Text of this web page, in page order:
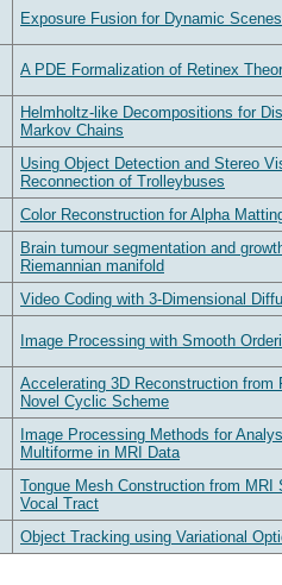
Exposure Fusion for Dynamic Scenes
A PDE Formalization of Retinex
Helmholtz-like Decompositions for
Markov Chains
Using Object Detection and Stereo
Reconnection of Trolleybuses
Color Reconstruction for Alpha
Brain tumour segmentation and
Riemannian manifold
Video Coding with 3-Dimensional
Image Processing with Smooth
Accelerating 3D Reconstruction from
Novel Cyclic Scheme
Image Processing Methods for
Multiforme in MRI Data
Tongue Mesh Construction from MRI
Vocal Tract
Object Tracking using Variational